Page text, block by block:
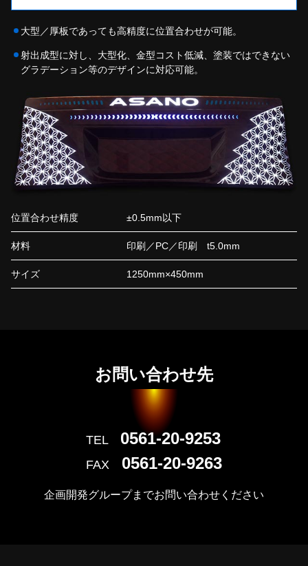
大型／厚板であっても高精度に位置合わせが可能。
射出成型に対し、大型化、金型コスト低減、塗装ではできない
グラデーション等のデザインに対応可能。
位置合わせ精度 ±0.5mm以下
材料 印刷／PC／印刷 t5.0mm
サイズ 1250mm×450mm
お問い合わせ先
TEL 0561-20-9253
FAX 0561-20-9263
企画開発グループまでお問い合わせください